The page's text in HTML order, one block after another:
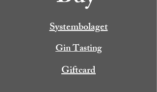
Systembolaget
Gin Tasting
Giftcard